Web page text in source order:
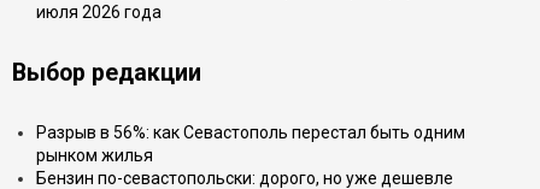
июля 2026 года
Выбор редакции
Разрыв в 56%: как Севастополь перестал быть одним
рынком жилья
Бензин по-севастопольски: дорого, но уже дешевле